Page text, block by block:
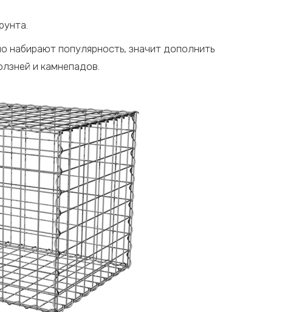
набирают популярность, значит дополнить
и камнепадов.